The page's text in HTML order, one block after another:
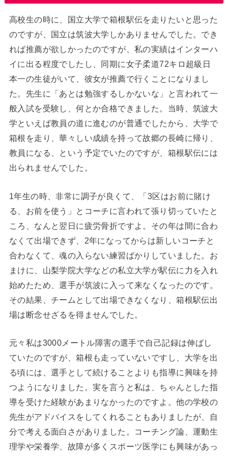
高校生の時に、国立大学で箱根駅伝を走りたいと思った
のですが、国立は筑波大学しかありませんでした。でき
れば推薦が欲しかったのですが、私の実績はインターハ
イに出る程度でしたし、同期に女子柔道72キロ超級日
本一の生徒がいて、彼女が推薦で行くことになりまし
た。先生に「あとは勉強するしかないな」と言われて一
般入試を受験し、何とか合格できました。当時、筑波大
学といえば教員の道に進むのが普通でしたから、大学で
箱根を走り、華々しい成績を持って故郷の長崎に帰り、
教員になる、という予定でいたのですが、箱根駅伝には
出られませんでした。
1年生の時、非常に調子が良くて、「3区はお前に賭け
る、お前を使う」とコーチに言われて張り切っていたと
ころ、なんと翌日に疲労骨折ですよ。その年は間に合わ
なくて出場できず、2年になってからは新しいコーチと
合わなくて、魂の入らない練習ばかりしていました。お
まけに、山梨学院大学などの私立大学が駅伝に力を入れ
始めたため、選手が筑波に入って来なくなったのです。
その結果、チームとして出場できなくなり、箱根駅伝出
場は断念せざるを得ませんでした。
元々私は3000メートル障害の選手で自己記録は伸ばし
ていたのですが、箱根も走っていないですし、大学を出
る頃には、選手として続けることよりも指導に興味を持
つようになりました。実を言うと私は、ちゃんとした指
導を受けた経験があまりなかったのですよ。他の学校の
先生がアドバイスをしてくれることもありましたが、自
分で考える面白さがありました。コーチング論、運動生
理学や栄養学、故障が多くスポーツ医学にも興味があっ